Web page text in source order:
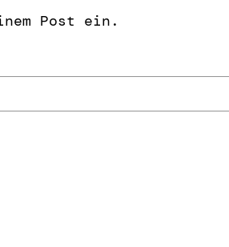
Post ein.